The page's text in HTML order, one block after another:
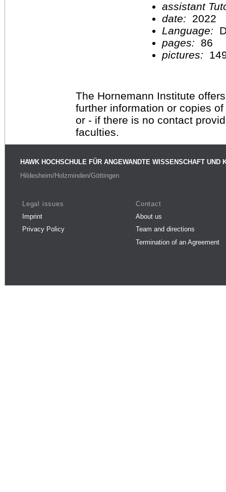
assistant
date:
2022
Language:
pages:
86
pictures:
The Hornemann Institute
further information or copies
or - if there is no contact
faculties.
HAWK HOCHSCHULE FÜR ANGEWANDTE WISSENSCHAFT UND
Hildesheim/Holzminden/Göttingen
Legal issues
Imprint
Privacy Policy
Contact
About us
Team and directions
Termination of an Agreement